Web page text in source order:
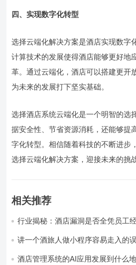
四、实现数字化转型
选择云端化解决方案是酒店实现数字
计算技术的发展使得酒店能够更好地
革。通过云端化，酒店可以搭建更开
为未来的发展打下坚实基础。
选择酒店系统云端化是一个明智的选
据安全性、节省资源消耗，还能够提
字化转型。相信随着科技的不断进步
选择云端化解决方案，迎接未来的挑
相关推荐
行业揭秘：酒店漏洞是否全凭员工
讲一个酒旅人做小程序容易走入的
酒店管理系统的AI应用发展到什么